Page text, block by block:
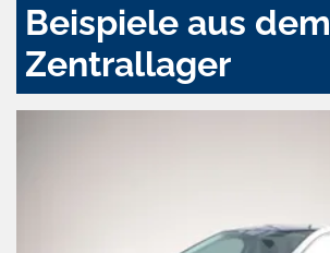
Beispiele aus dem
Zentrallager